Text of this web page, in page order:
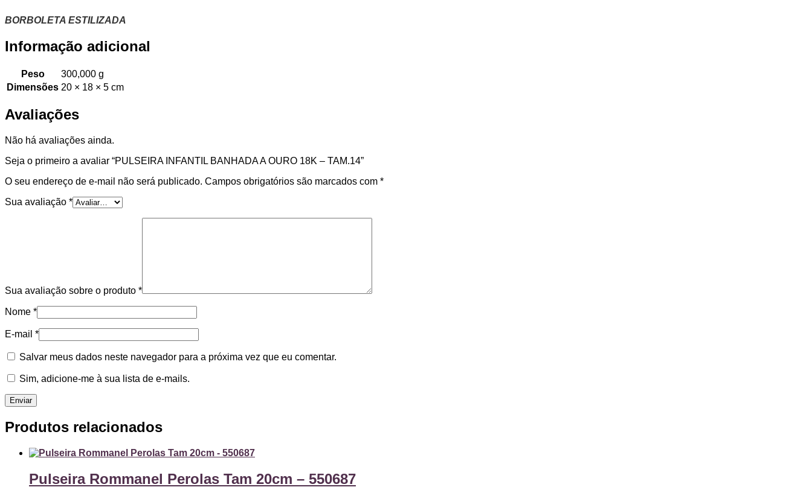
BORBOLETA ESTILIZADA
Informação adicional
Peso
300,000 g
Dimensões 20 × 18 × 5 cm
Avaliações
Não há avaliações ainda.
Seja o primeiro a avaliar “PULSEIRA INFANTIL BANHADA A OURO 18K – TAM.14”
O seu endereço de e-mail não será publicado. Campos obrigatórios são marcados com *
Sua avaliação *
Sua avaliação sobre o produto *
Nome *
E-mail *
Salvar meus dados neste navegador para a próxima vez que eu comentar.
Sim, adicione-me à sua lista de e-mails.
Produtos relacionados
Pulseira Rommanel Perolas Tam 20cm – 550687